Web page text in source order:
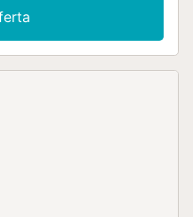
estão disponíveis
alojamento é a sua
mobiliário de jardim, um